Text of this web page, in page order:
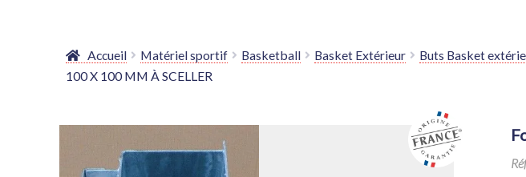
Accueil Matériel sportif Basketball Basket Extérieur Buts Basket
100 X 100 MM À SCELLER